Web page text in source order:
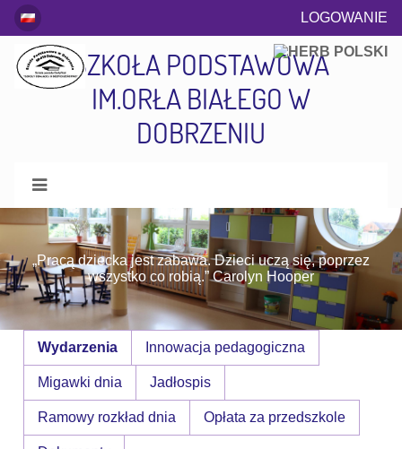
LOGOWANIE
SZKOŁA PODSTAWOWA
IM.ORŁA BIAŁEGO W
DOBRZENIU
O.&nbsp;przedszkolne
Wydarzenia
|
Szkoła
Podstawowa
im.
Orła
Białego
Dobrzeniu
„Pracą dziecka jest zabawa. Dzieci uczą się, poprzez
wszystko co robią.” Carolyn Hooper
Wydarzenia Innowacja pedagogiczna
Migawki dnia Jadłospis
Ramowy rozkład dnia Opłata za przedszkole